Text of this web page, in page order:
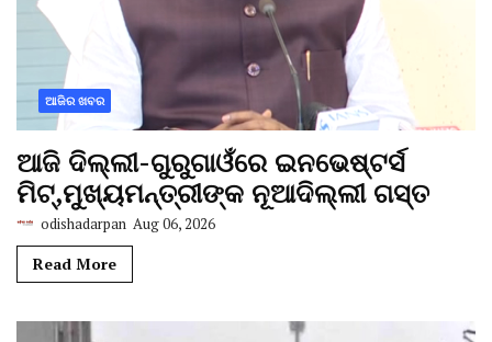
ଆଜିର ଖବର
ଆଜି ଦିଲ୍ଲୀ-ଗୁରୁଗାଓଁରେ ଇନଭେଷ୍ଟର୍ସ
ମିଟ୍,ମୁଖ୍ୟମନ୍ତ୍ରୀଙ୍କ ନୂଆଦିଲ୍ଲୀ ଗସ୍ତ
odishadarpan Aug 06, 2026
Read More